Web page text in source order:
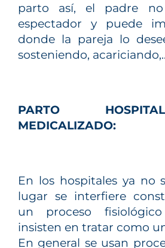
parto así, el padre
espectador y puede
donde la pareja lo
sosteniendo,
PARTO
MEDICALIZADO:
En los hospitales ya no
lugar se interfiere
un proceso
insisten en tratar como
En general se usan